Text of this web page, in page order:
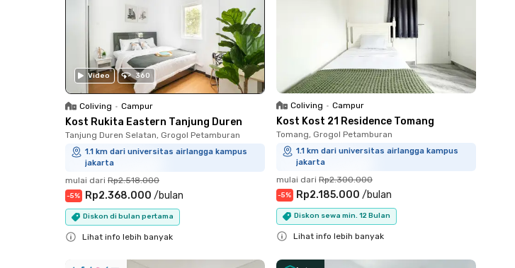
Video 360
Coliving • Campur
Kost Rukita Eastern Tanjung Duren
Tanjung Duren Selatan, Grogol Petamburan
1.1 km dari universitas airlangga kampus
jakarta
mulai dari Rp2.518.000
-5% Rp2.368.000 /bulan
Diskon di bulan pertama
Lihat info lebih banyak
Coliving • Campur
Kost Kost 21 Residence Tomang
Tomang, Grogol Petamburan
1.1 km dari universitas airlangga kampus
jakarta
mulai dari Rp2.300.000
-5% Rp2.185.000 /bulan
Diskon sewa min. 12 Bulan
Lihat info lebih banyak